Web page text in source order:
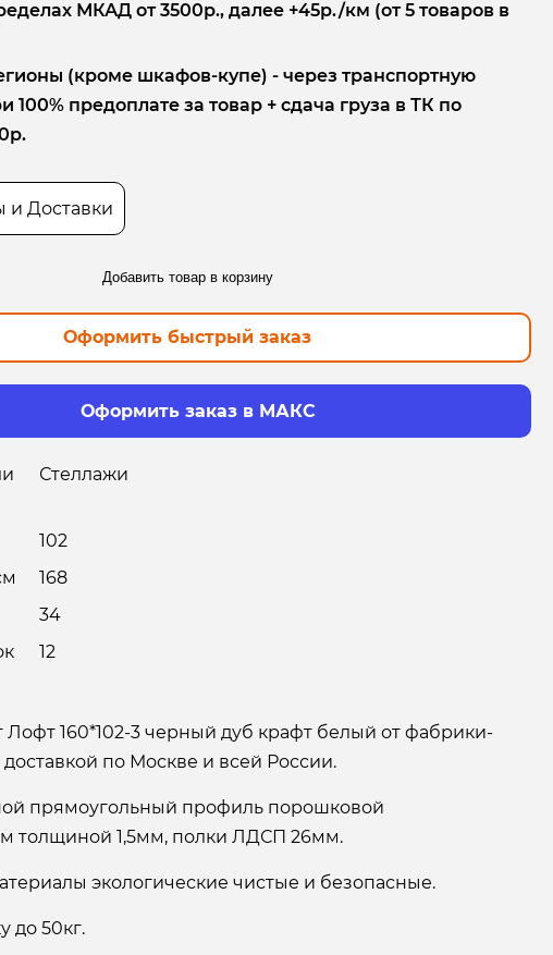
МКАД от 3500р., далее +45р./км (от 5 товаров в
(кроме шкафов-купе) - через транспортную
100% предоплате за товар + сдача груза в ТК по
и Доставки
Добавить товар в корзину
Оформить быстрый заказ
Оформить заказ в МАКС
Стеллажи
102
168
34
12
Лофт 160*102-3 черный дуб крафт белый от фабрики-
по Москве и всей России.
прямоугольный профиль порошковой
толщиной 1,5мм, полки ЛДСП 26мм.
экологические чистые и безопасные.
до 50кг.